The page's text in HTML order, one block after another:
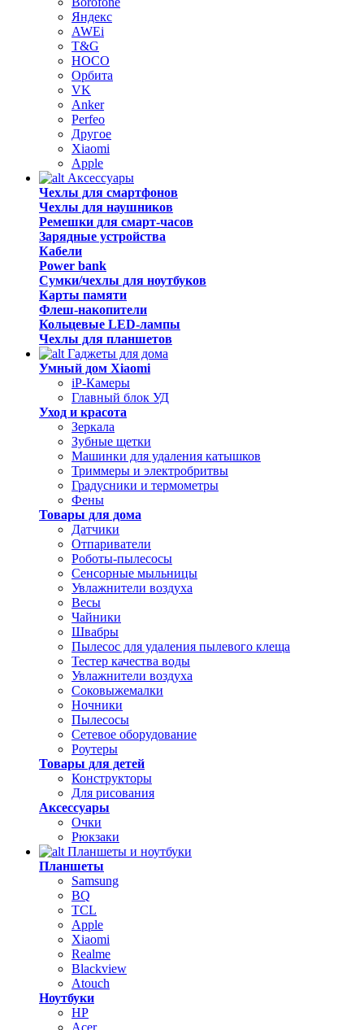
Яндекс
AWEi
T&G
HOCO
Орбита
VK
Anker
Perfeo
Другое
Xiaomi
Apple
Аксессуары
Чехлы для смартфонов
Чехлы для наушников
Ремешки для смарт-часов
Зарядные устройства
Кабели
Power bank
Сумки/чехлы для ноутбуков
Карты памяти
Флеш-накопители
Кольцевые LED-лампы
Чехлы для планшетов
Гаджеты для дома
Умный дом Xiaomi
iP-Камеры
Главный блок УД
Уход и красота
Зеркала
Зубные щетки
Машинки для удаления катышков
Триммеры и электробритвы
Градусники и термометры
Фены
Товары для дома
Датчики
Отпариватели
Роботы-пылесосы
Сенсорные мыльницы
Увлажнители воздуха
Весы
Чайники
Швабры
Пылесос для удаления пылевого клеща
Тестер качества воды
Увлажнители воздуха
Соковыжемалки
Ночники
Пылесосы
Сетевое оборудование
Роутеры
Товары для детей
Конструкторы
Для рисования
Аксессуары
Очки
Рюкзаки
Планшеты и ноутбуки
Планшеты
Samsung
BQ
TCL
Apple
Xiaomi
Realme
Blackview
Atouch
Ноутбуки
HP
Acer